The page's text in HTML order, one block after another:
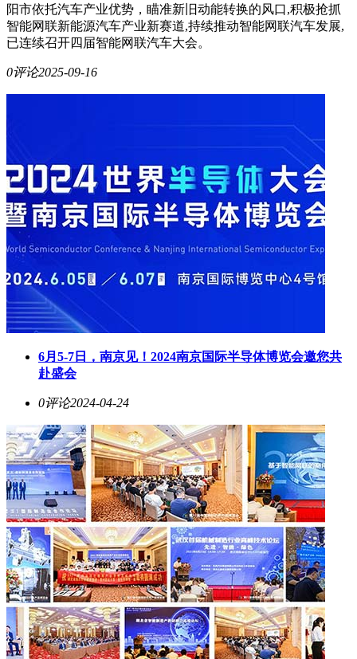
阳市依托汽车产业优势，瞄准新旧动能转换的风口,积极抢抓
智能网联新能源汽车产业新赛道,持续推动智能网联汽车发展,
已连续召开四届智能网联汽车大会。
0评论2025-09-16
6月5-7日，南京见！2024南京国际半导体博览会邀您共
赴盛会
0评论2024-04-24